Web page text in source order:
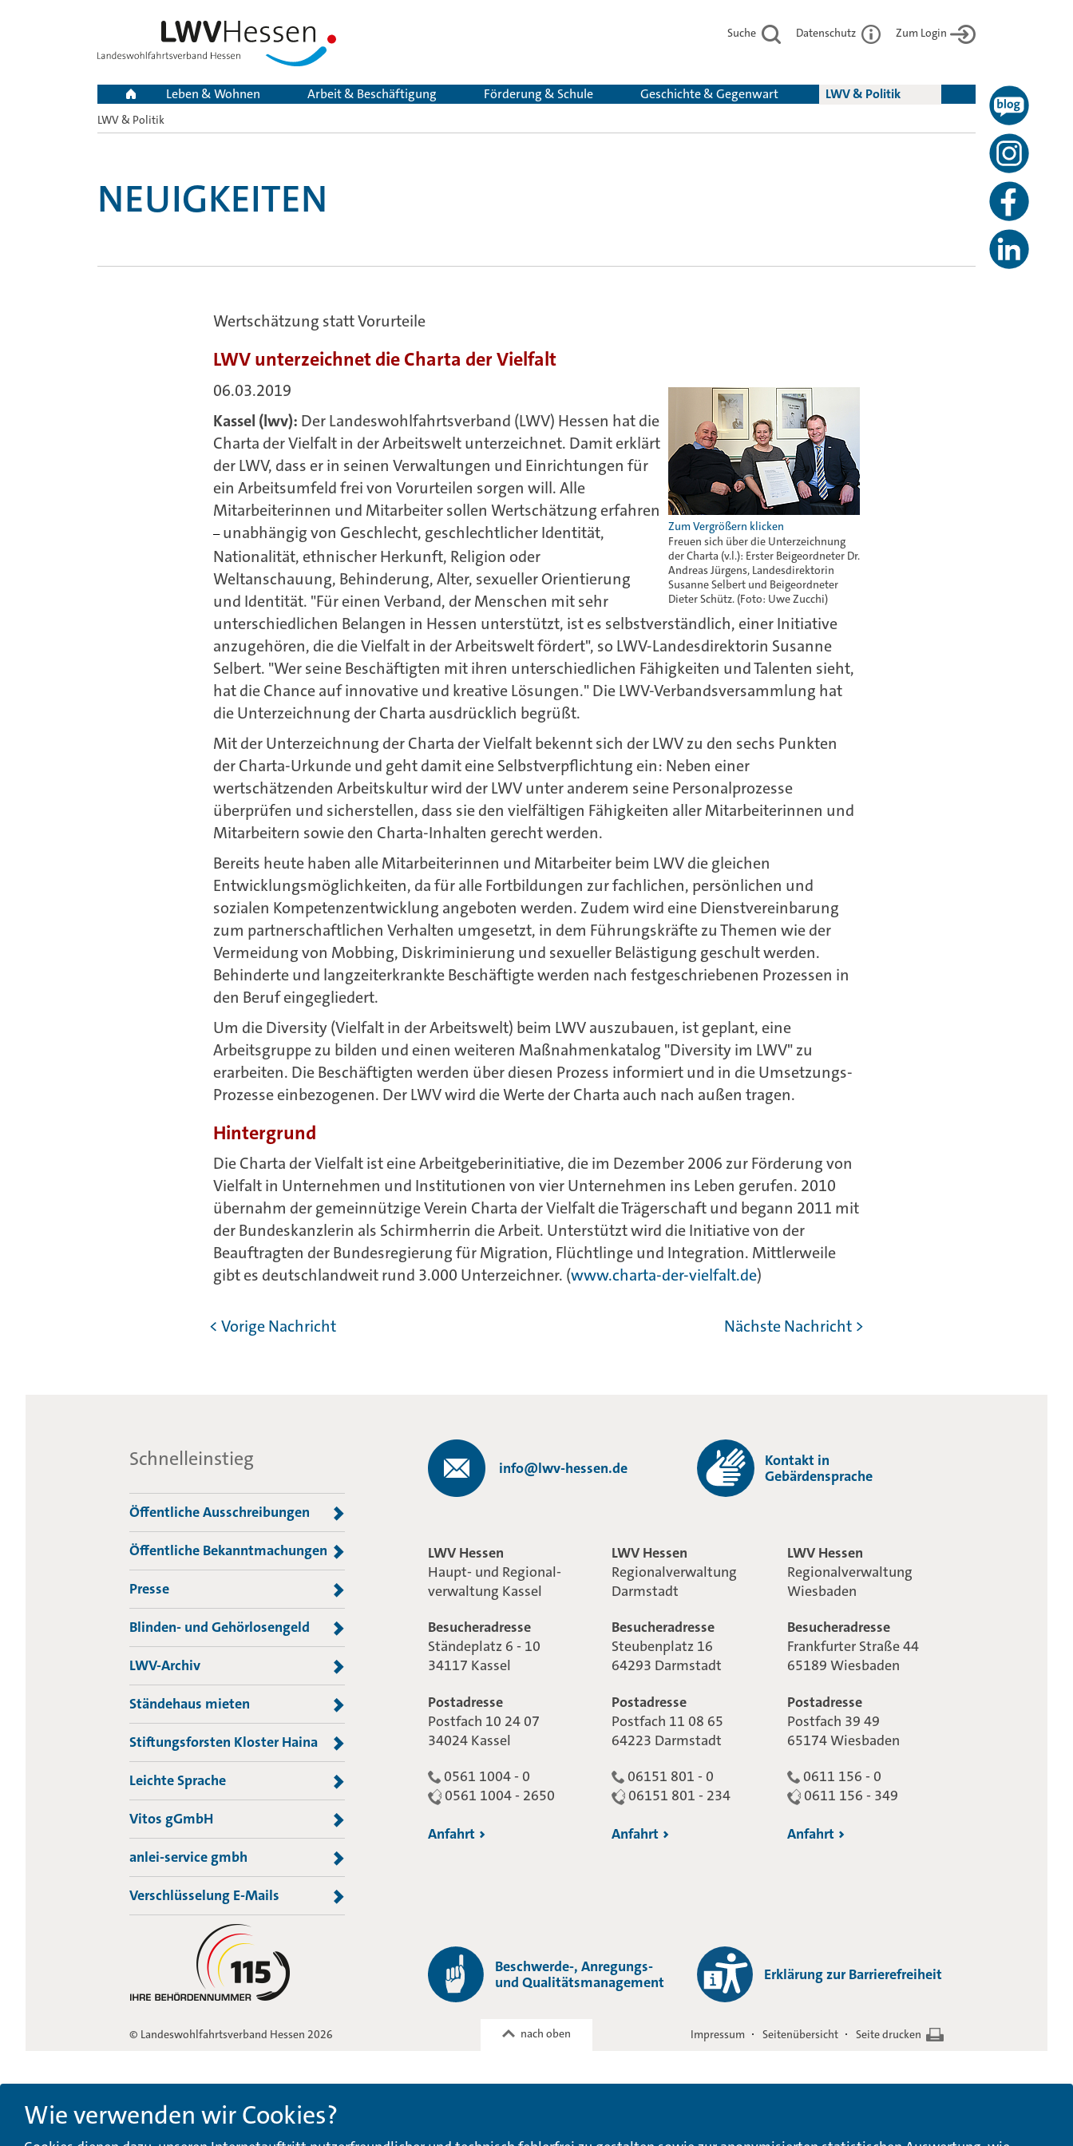
Suche Datenschutz Zum Login
Leben & Wohnen Arbeit & Beschäftigung Förderung & Schule Geschichte & Gegenwart LWV & Politik
Sie
sind
LWV & Politik
NEUIGKEITEN
Wertschätzung statt Vorurteile
LWV unterzeichnet die Charta der Vielfalt
Freuen sich über die Unterzeichnung
der Charta (v.l.): Erster Beigeordneter Dr.
Andreas Jürgens, Landesdirektorin
Susanne Selbert und Beigeordneter
Dieter Schütz. (Foto: Uwe Zucchi)
06.03.2019
Kassel (lwv): Der Landeswohlfahrtsverband (LWV) Hessen hat die
Charta der Vielfalt in der Arbeitswelt unterzeichnet. Damit erklärt
der LWV, dass er in seinen Verwaltungen und Einrichtungen für
ein Arbeitsumfeld frei von Vorurteilen sorgen will. Alle
Mitarbeiterinnen und Mitarbeiter sollen Wertschätzung erfahren
–unabhängig von Geschlecht, geschlechtlicher Identität,
Nationalität, ethnischer Herkunft, Religion oder
Weltanschauung, Behinderung, Alter, sexueller Orientierung
und Identität. "Für einen Verband, der Menschen mit sehr
unterschiedlichen Belangen in Hessen unterstützt, ist es selbstverständlich, einer Initiative
anzugehören, die die Vielfalt in der Arbeitswelt fördert", so LWV-Landesdirektorin Susanne
Selbert. "Wer seine Beschäftigten mit ihren unterschiedlichen Fähigkeiten und Talenten sieht,
hat die Chance auf innovative und kreative Lösungen." Die LWV-Verbandsversammlung hat
die Unterzeichnung der Charta ausdrücklich begrüßt.
Mit der Unterzeichnung der Charta der Vielfalt bekennt sich der LWV zu den sechs Punkten
der Charta-Urkunde und geht damit eine Selbstverpflichtung ein: Neben einer
wertschätzenden Arbeitskultur wird der LWV unter anderem seine Personalprozesse
überprüfen und sicherstellen, dass sie den vielfältigen Fähigkeiten aller Mitarbeiterinnen und
Mitarbeitern sowie den Charta-Inhalten gerecht werden.
Bereits heute haben alle Mitarbeiterinnen und Mitarbeiter beim LWV die gleichen
Entwicklungsmöglichkeiten, da für alle Fortbildungen zur fachlichen, persönlichen und
sozialen Kompetenzentwicklung angeboten werden. Zudem wird eine Dienstvereinbarung
zum partnerschaftlichen Verhalten umgesetzt, in dem Führungskräfte zu Themen wie der
Vermeidung von Mobbing, Diskriminierung und sexueller Belästigung geschult werden.
Behinderte und langzeiterkrankte Beschäftigte werden nach festgeschriebenen Prozessen in
den Beruf eingegliedert.
Um die Diversity (Vielfalt in der Arbeitswelt) beim LWV auszubauen, ist geplant, eine
Arbeitsgruppe zu bilden und einen weiteren Maßnahmenkatalog "Diversity im LWV" zu
erarbeiten. Die Beschäftigten werden über diesen Prozess informiert und in die Umsetzungs-
Prozesse einbezogenen. Der LWV wird die Werte der Charta auch nach außen tragen.
Hintergrund
Die Charta der Vielfalt ist eine Arbeitgeberinitiative, die im Dezember 2006 zur Förderung von
Vielfalt in Unternehmen und Institutionen von vier Unternehmen ins Leben gerufen. 2010
übernahm der gemeinnützige Verein Charta der Vielfalt die Trägerschaft und begann 2011 mit
der Bundeskanzlerin als Schirmherrin die Arbeit. Unterstützt wird die Initiative von der
Beauftragten der Bundesregierung für Migration, Flüchtlinge und Integration. Mittlerweile
gibt es deutschlandweit rund 3.000 Unterzeichner. (www.charta-der-vielfalt.de)
Nächste Nachricht >
< Vorige Nachricht
Schnelleinstieg
Öffentliche Ausschreibungen
Öffentliche Bekanntmachungen
Presse
Blinden- und Gehörlosengeld
LWV-Archiv
Ständehaus mieten
Stiftungsforsten Kloster Haina
Leichte Sprache
Vitos gGmbH
anlei-service gmbh
Verschlüsselung E-Mails
info@lwv-hessen.de
Kontakt in
Gebärdensprache
LWV Hessen
Haupt- und Regional-
verwaltung Kassel
Besucheradresse
Ständeplatz 6 - 10
34117 Kassel
Postadresse
Postfach 10 24 07
34024 Kassel
0561 1004 - 0
0561 1004 - 2650
Anfahrt
LWV Hessen
Regionalverwaltung
Darmstadt
Besucheradresse
Steubenplatz 16
64293 Darmstadt
Postadresse
Postfach 11 08 65
64223 Darmstadt
06151 801 - 0
06151 801 - 234
Anfahrt
LWV Hessen
Regionalverwaltung
Wiesbaden
Besucheradresse
Frankfurter Straße 44
65189 Wiesbaden
Postadresse
Postfach 39 49
65174 Wiesbaden
0611 156 - 0
0611 156 - 349
Anfahrt
Beschwerde-, Anregungs-
und Qualitätsmanagement
Erklärung zur Barrierefreiheit
© Landeswohlfahrtsverband Hessen 2026 Impressum Seitenübersicht Seite drucken
nach oben
Wie verwenden wir Cookies?